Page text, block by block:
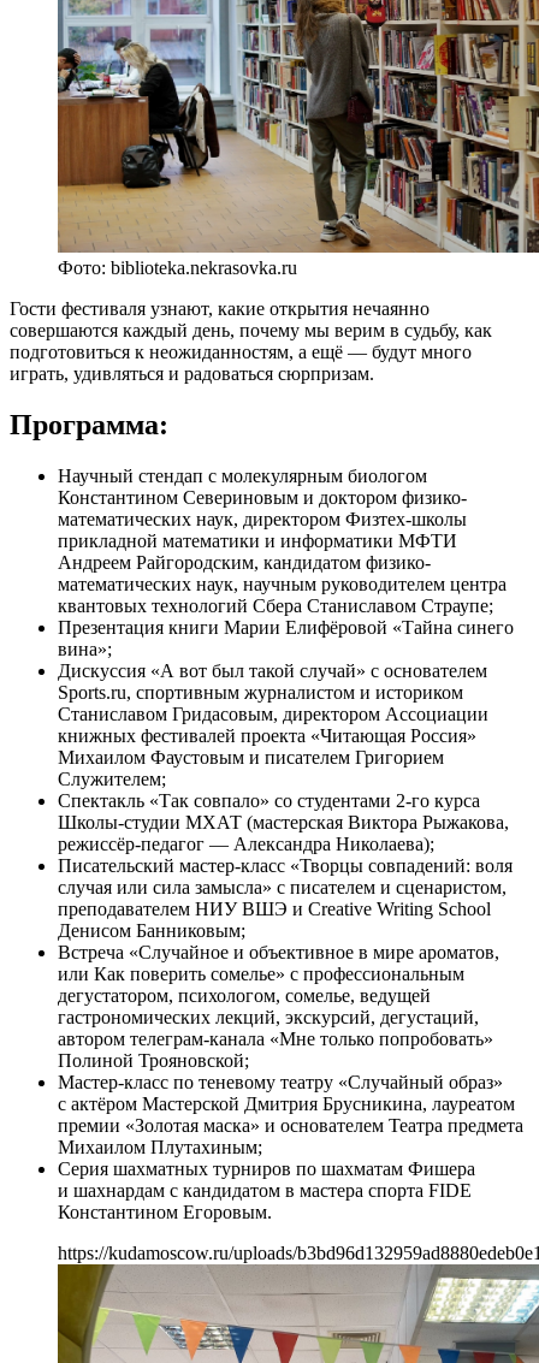
Фото: biblioteka.nekrasovka.ru
Гости фестиваля узнают, какие открытия нечаянно
совершаются каждый день, почему мы верим в судьбу, как
подготовиться к неожиданностям, а ещё — будут много
играть, удивляться и радоваться сюрпризам.
Программа:
Научный стендап с молекулярным биологом
Константином Севериновым и доктором физико-
математических наук, директором Физтех-школы
прикладной математики и информатики МФТИ
Андреем Райгородским, кандидатом физико-
математических наук, научным руководителем центра
квантовых технологий Сбера Станиславом Страупе;
Презентация книги Марии Елифёровой «Тайна синего
вина»;
Дискуссия «А вот был такой случай» с основателем
Sports.ru, спортивным журналистом и историком
Станиславом Гридасовым, директором Ассоциации
книжных фестивалей проекта «Читающая Россия»
Михаилом Фаустовым и писателем Григорием
Служителем;
Спектакль «Так совпало» со студентами 2-го курса
Школы-студии МХАТ (мастерская Виктора Рыжакова,
режиссёр-педагог — Александра Николаева);
Писательский мастер-класс «Творцы совпадений: воля
случая или сила замысла» с писателем и сценаристом,
преподавателем НИУ ВШЭ и Creative Writing School
Денисом Банниковым;
Встреча «Случайное и объективное в мире ароматов,
или Как поверить сомелье» с профессиональным
дегустатором, психологом, сомелье, ведущей
гастрономических лекций, экскурсий, дегустаций,
автором телеграм-канала «Мне только попробовать»
Полиной Трояновской;
Мастер-класс по теневому театру «Случайный образ»
с актёром Мастерской Дмитрия Брусникина, лауреатом
премии «Золотая маска» и основателем Театра предмета
Михаилом Плутахиным;
Серия шахматных турниров по шахматам Фишера
и шахнардам с кандидатом в мастера спорта FIDE
Константином Егоровым.
https://kudamoscow.ru/uploads/